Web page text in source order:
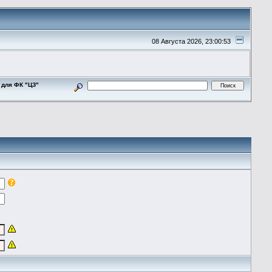
08 Августа 2026, 23:00:53
для ФК "ЦЗ"